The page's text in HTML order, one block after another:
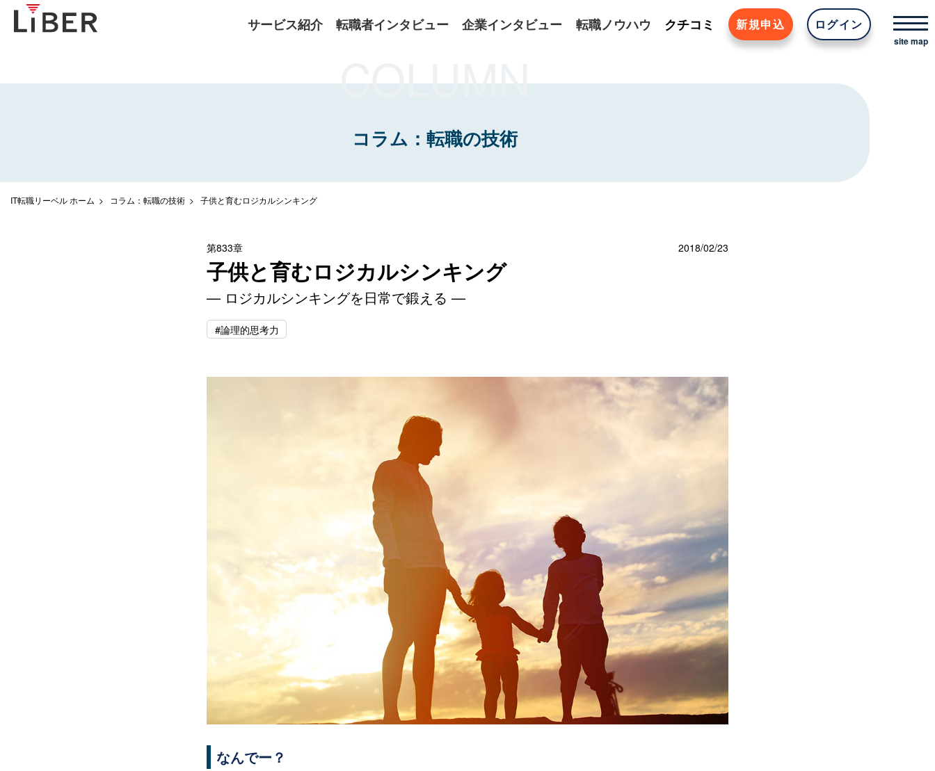
サービス紹介 転職者インタビュー 企業インタビュー 転職ノウハウ クチコミ 新規申込 ログイン
COLUMN
コラム：転職の技術
IT転職リーベル ホーム コラム：転職の技術 子供と育むロジカルシンキング
第833章 2018/02/23
子供と育むロジカルシンキング
— ロジカルシンキングを日常で鍛える —
#論理的思考力
なんでー？